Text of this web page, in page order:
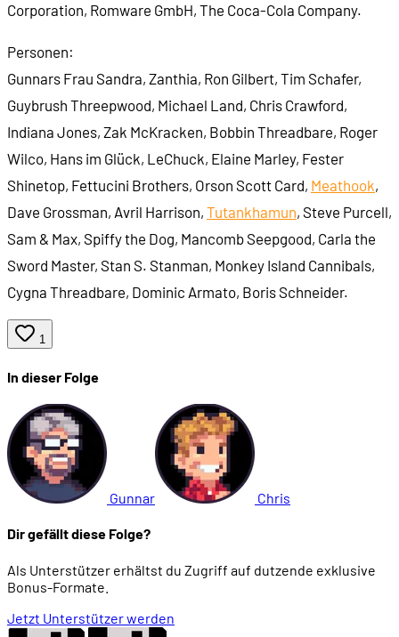
Corporation, Romware GmbH, The Coca-Cola Company.
Personen:
Gunnars Frau Sandra, Zanthia, Ron Gilbert, Tim Schafer,
Guybrush Threepwood, Michael Land, Chris Crawford,
Indiana Jones, Zak McKracken, Bobbin Threadbare, Roger
Wilco, Hans im Glück, LeChuck, Elaine Marley, Fester
Shinetop, Fettucini Brothers, Orson Scott Card, Meathook,
Dave Grossman, Avril Harrison, Tutankhamun, Steve Purcell,
Sam & Max, Spiffy the Dog, Mancomb Seepgood, Carla the
Sword Master, Stan S. Stanman, Monkey Island Cannibals,
Cygna Threadbare, Dominic Armato, Boris Schneider.
1
In dieser Folge
Gunnar Chris
Dir gefällt diese Folge?
Als Unterstützer erhältst du Zugriff auf dutzende exklusive
Bonus-Formate.
Jetzt Unterstützer werden